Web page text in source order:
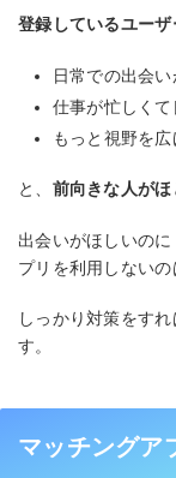
登録しているユーザ
日常での出会
仕事が忙しく
もっと視野を
と、 前向きな人がほ
出会いがほしいの
プリを利用しないの
しっかり対策をす
す。
マッチングア